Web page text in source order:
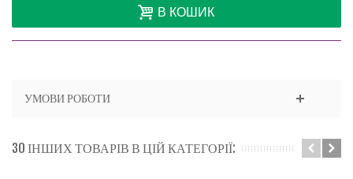
В КОШИК
УМОВИ РОБОТИ
30 ІНШИХ ТОВАРІВ В ЦІЙ КАТЕГОРІЇ: